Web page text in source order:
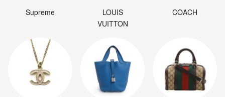
Supreme
LOUIS
VUITTON
COACH